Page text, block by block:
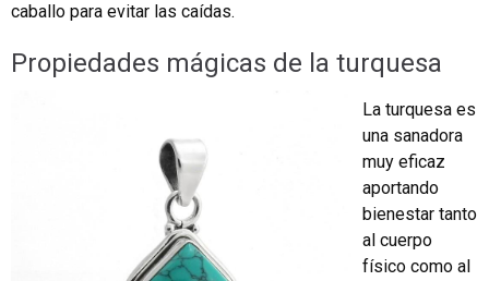
caballo para evitar las caídas.
Propiedades mágicas de la turquesa
La turquesa es
una sanadora
muy eficaz
aportando
bienestar tanto
al cuerpo
físico como al